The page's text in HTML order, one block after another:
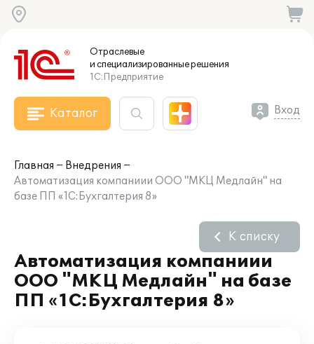
Отраслевые
и специализированныерешения
1С:Предприятие
Каталог Вход
Главная
Внедрения
Автоматизация компаниии ООО "МКЦ Медлайн" на
базе ПП «1С:Бухгалтерия 8»
Автоматизация компаниии
ООО "МКЦ Медлайн" на базе
ПП «1С:Бухгалтерия 8»
К списку